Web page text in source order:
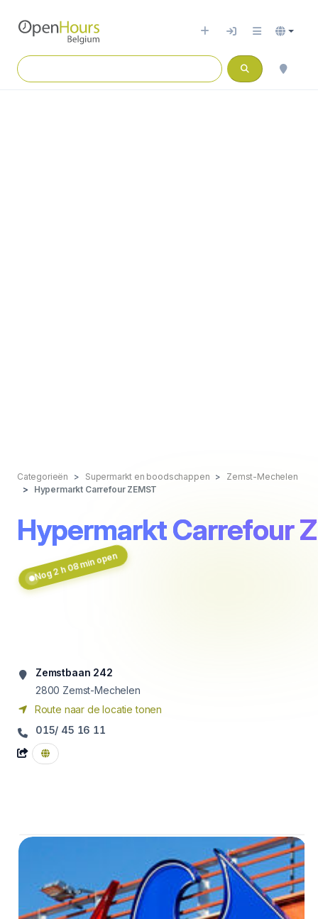
Categorieën Supermarkt en boodschappen
Zemst-Mechelen
Hypermarkt Carrefour ZEMST
Hypermarkt Carrefour
Nog 2 h 08 min open
Zemstbaan 242
2800 Zemst-Mechelen
Route naar de locatie tonen
015/ 45 16 11